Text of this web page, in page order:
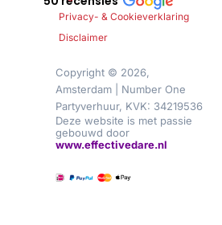
Privacy- & Cookieverklaring
Disclaimer
Copyright © 2026,
Amsterdam | Number One
Partyverhuur, KVK: 34219536
Deze website is met passie
gebouwd door
www.effectivedare.nl